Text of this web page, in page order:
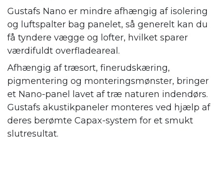
Gustafs Nano er mindre afhængig af isolering
og luftspalter bag panelet, så generelt kan du
få tyndere vægge og lofter, hvilket sparer
værdifuldt overfladeareal.
Afhængig af træsort, finerudskæring,
pigmentering og monteringsmønster, bringer
et Nano-panel lavet af træ naturen indendørs.
Gustafs akustikpaneler monteres ved hjælp af
deres berømte Capax-system for et smukt
slutresultat.